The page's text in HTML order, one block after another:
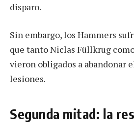
disparo.
Sin embargo, los Hammers
que tanto Niclas Füllkrug
vieron obligados a abandonar
lesiones.
Segunda mitad: la